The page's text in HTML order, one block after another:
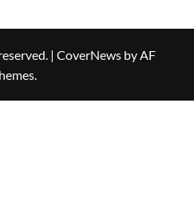
| CoverNews by AF